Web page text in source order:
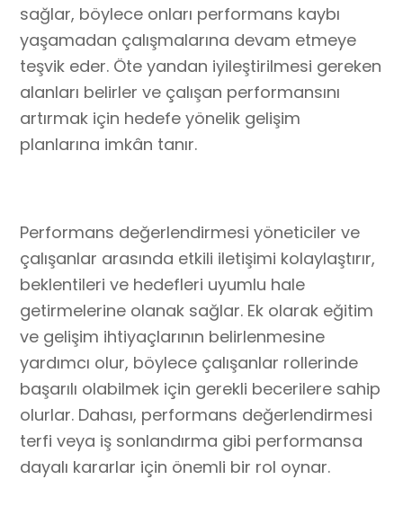
sağlar, böylece onları performans kaybı
yaşamadan çalışmalarına devam etmeye
teşvik eder. Öte yandan iyileştirilmesi gereken
alanları belirler ve çalışan performansını
artırmak için hedefe yönelik gelişim
planlarına imkân tanır.
Performans değerlendirmesi yöneticiler ve
çalışanlar arasında etkili iletişimi kolaylaştırır,
beklentileri ve hedefleri uyumlu hale
getirmelerine olanak sağlar. Ek olarak eğitim
ve gelişim ihtiyaçlarının belirlenmesine
yardımcı olur, böylece çalışanlar rollerinde
başarılı olabilmek için gerekli becerilere sahip
olurlar. Dahası, performans değerlendirmesi
terfi veya iş sonlandırma gibi performansa
dayalı kararlar için önemli bir rol oynar.